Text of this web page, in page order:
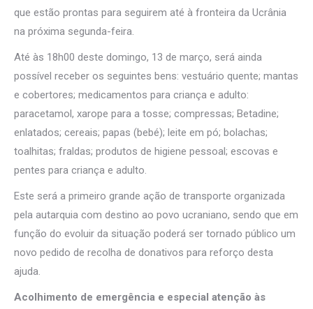
que estão prontas para seguirem até à fronteira da Ucrânia
na próxima segunda-feira.
Até às 18h00 deste domingo, 13 de março, será ainda
possível receber os seguintes bens: vestuário quente; mantas
e cobertores; medicamentos para criança e adulto:
paracetamol, xarope para a tosse; compressas; Betadine;
enlatados; cereais; papas (bebé); leite em pó; bolachas;
toalhitas; fraldas; produtos de higiene pessoal; escovas e
pentes para criança e adulto.
Este será a primeiro grande ação de transporte organizada
pela autarquia com destino ao povo ucraniano, sendo que em
função do evoluir da situação poderá ser tornado público um
novo pedido de recolha de donativos para reforço desta
ajuda.
Acolhimento de emergência e especial atenção às